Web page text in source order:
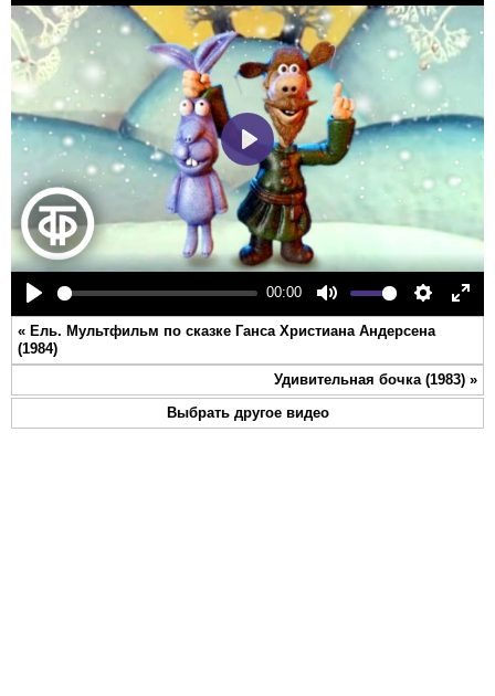
Play
00:00
Mute Settings
Play
« Ель. Мультфильм по сказке Ганса Христиана Андерсена
(1984)
Удивительная бочка (1983) »
Выбрать другое видео